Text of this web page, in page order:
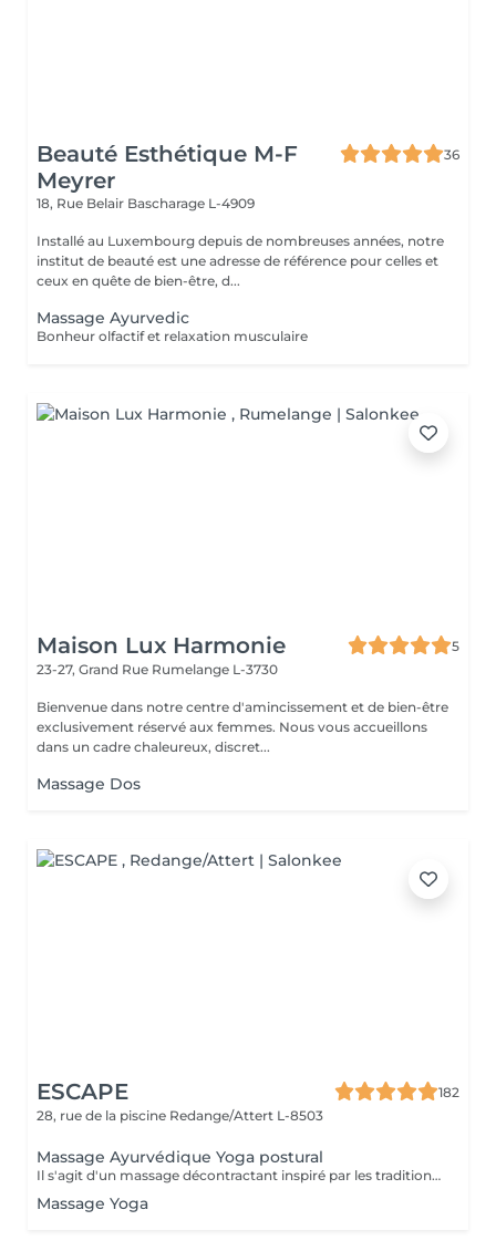
Beauté Esthétique M-F
Meyrer
36
18, Rue Belair Bascharage L-4909
Installé au Luxembourg depuis de nombreuses années, notre
institut de beauté est une adresse de référence pour celles et
ceux en quête de bien-être, d...
Massage Ayurvedic
Bonheur olfactif et relaxation musculaire
Maison Lux Harmonie
5
23-27, Grand Rue Rumelange L-3730
Bienvenue dans notre centre d'amincissement et de bien-être
exclusivement réservé aux femmes. Nous vous accueillons
dans un cadre chaleureux, discret...
Massage Dos
ESCAPE
182
28, rue de la piscine Redange/Attert L-8503
Massage Ayurvédique Yoga postural
Il s'agit d'un massage décontractant inspiré par les traditions indiennes d'Ayurvéda et de Yoga. Cette technique qui permet de redonner de l'élasticité à la colonne vertébrale, utilise des mouvements, des flexions et des torsions qui sont parfaitement harmonisées entre elles, ce qui va permettre au corps de s'étirer et de s'échauffer. La technique peut se réaliser avec les mains et avec les pieds, en fonction du cas. BÉNÉFICES DU MASSAGE AYURDÉVIQUE YOGA POSTURAL Connexion avec une respiration consciente Promeut la flexibilité des muscles et la mobilité des articulations Aide à améliorer la posture en contribuant au bien-être et à l'équilibre du corps.
Massage Yoga